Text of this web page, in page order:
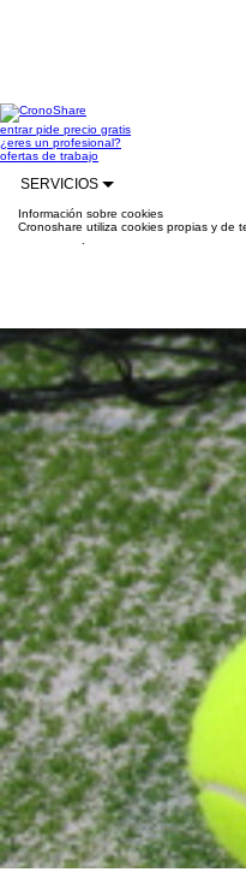
entrarpide precio gratis
¿eres un profesional?
ofertas de trabajo
SERVICIOS
Información sobre cookies
Cronoshare utiliza cookies propias y de